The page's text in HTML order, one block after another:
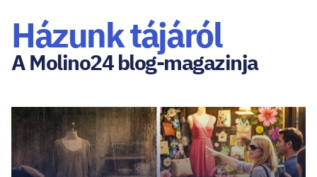
Házunk tájáról
A Molino24 blog-magazinja